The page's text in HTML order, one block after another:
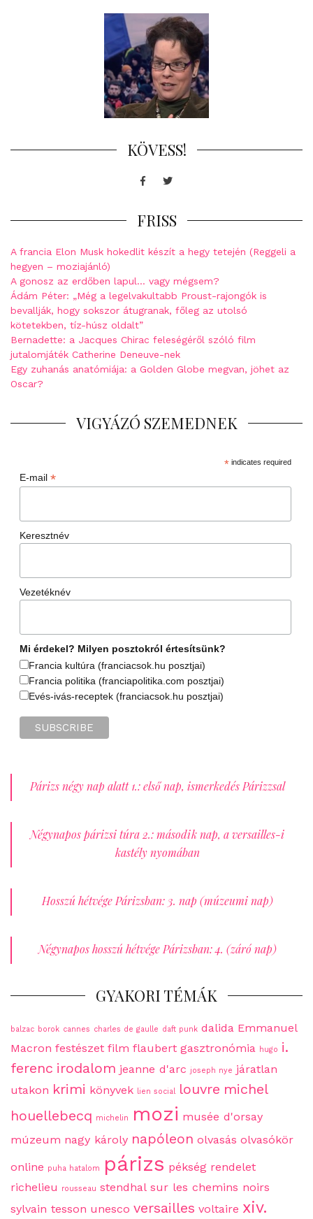
KÖVESS!
FacebookTwitter
FRISS
A francia Elon Musk hokedlit készít a hegy tetején (Reggeli a
hegyen – moziajánló)
A gonosz az erdőben lapul… vagy mégsem?
Ádám Péter: „Még a legelvakultabb Proust-rajongók is
bevallják, hogy sokszor átugranak, főleg az utolsó
kötetekben, tíz-húsz oldalt”
Bernadette: a Jacques Chirac feleségéről szóló film
jutalomjáték Catherine Deneuve-nek
Egy zuhanás anatómiája: a Golden Globe megvan, jöhet az
Oscar?
VIGYÁZÓ SZEMEDNEK
*indicates required
E-mail *
Keresztnév
Vezetéknév
Mi érdekel? Milyen posztokról értesítsünk?
Francia kultúra (franciacsok.hu posztjai)
Francia politika (franciapolitika.com posztjai)
Evés-ivás-receptek (franciacsok.hu posztjai)
Párizs négy nap alatt 1.: első nap, ismerkedés Párizzsal
Négynapos párizsi túra 2.: második nap, a versailles-i
kastély nyomában
Hosszú hétvége Párizsban: 3. nap (múzeumi nap)
Négynapos hosszú hétvége Párizsban: 4. (záró nap)
GYAKORI TÉMÁK
balzac borok cannes charles de gaulle daft punk dalida Emmanuel
Macron festészet film flaubert gasztronómia hugo i.
ferenc irodalom jeanne d'arc joseph nye járatlan
utakon krimi könyvek lien social louvre michel
houellebecq michelin mozi musée d'orsay
múzeum nagy károly napóleon olvasás olvasókör
online puha hatalom párizs pékség rendelet
richelieu
rousseau stendhal sur les chemins noirs
sylvain tesson unesco versailles voltaire xiv.